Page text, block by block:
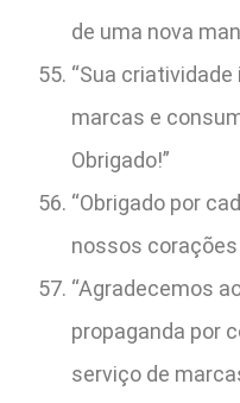
de uma nova
“Sua
marcas e
Obrigado!”
“Obrigado por
nossos corações
“Agradecemos
propaganda por
serviço de